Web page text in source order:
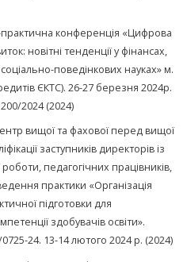
конференція «Цифрова
новітні тенденції у фінансах,
поведінкових науках» м.
ЄКТС). 26-27 березня 2024р.
2024 (2024)
вищої та фахової перед вищої
заступників директорів із
педагогічних працівників,
практики «Організація
підготовки для
здобувачів освіти».
24. 13-14 лютого 2024 р. (2024)